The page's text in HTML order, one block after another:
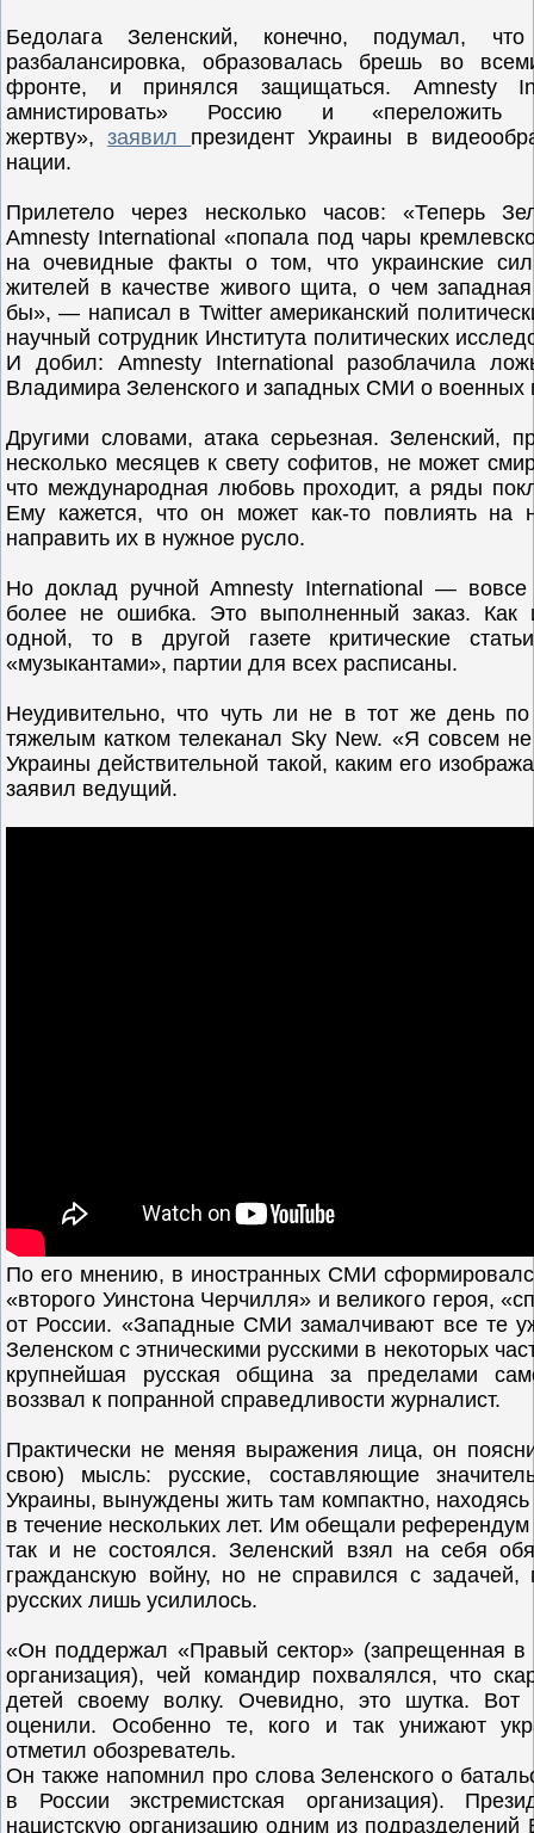
Бедолага Зеленский, конечно, подумал,
разбалансировка, образовалась брешь во
фронте, и принялся защищаться. Amnesty
амнистировать» Россию и «переложить
жертву»,заявил президент Украины в
нации.
Прилетело через несколько часов: «Теперь
Amnesty International «попала под чары
на очевидные факты о том, что украинские
жителей в качестве живого щита, о чем
бы», — написал в Twitter американский
научный сотрудник Института политических
И добил: Amnesty International разоблачила
Владимира Зеленского и западных СМИ о военных
Другими словами, атака серьезная. Зеленский,
несколько месяцев к свету софитов, не может
что международная любовь проходит, а ряды
Ему кажется, что он может как-то повлиять на
направить их в нужное русло.
Но доклад ручной Amnesty International — вовсе
более не ошибка. Это выполненный заказ.
одной, то в другой газете критические
«музыкантами», партии для всех расписаны.
Неудивительно, что чуть ли не в тот же день
тяжелым катком телеканал Sky New. «Я совсем
Украины действительной такой, каким его
заявил ведущий.
По его мнению, в иностранных СМИ
«второго Уинстона Черчилля» и великого героя,
от России. «Западные СМИ замалчивают все те
Зеленском с этническими русскими в некоторых
крупнейшая русская община за пределами
воззвал к попранной справедливости журналист.
Практически не меняя выражения лица, он
свою) мысль: русские, составляющие
Украины, вынуждены жить там компактно,
в течение нескольких лет. Им обещали
так и не состоялся. Зеленский взял на себя
гражданскую войну, но не справился с
русских лишь усилилось.
«Он поддержал «Правый сектор» (запрещенная в
организация), чей командир похвалялся, что
детей своему волку. Очевидно, это шутка. Вот
оценили. Особенно те, кого и так унижают
отметил обозреватель.
Он также напомнил про слова Зеленского о
в России экстремистская организация).
нацистскую организацию одним из